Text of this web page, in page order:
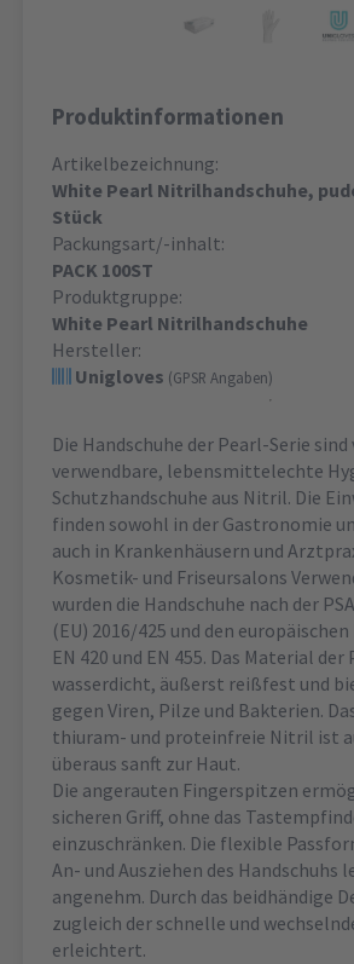
Produktinformationen
Artikelbezeichnung:
White Pearl Nitrilhandschuhe,
Stück
Packungsart/-inhalt:
PACK 100ST
Produktgruppe:
White Pearl Nitrilhandschuhe
Hersteller:
Unigloves (GPSR Angaben)
Die Handschuhe der Pearl-Serie
verwendbare, lebensmittelechte
Schutzhandschuhe aus Nitril. Die
finden sowohl in der Gastronomie
auch in Krankenhäusern und
Kosmetik- und Friseursalons
wurden die Handschuhe nach der
(EU) 2016/425 und den
EN 420 und EN 455. Das Material der
wasserdicht, äußerst reißfest und
gegen Viren, Pilze und Bakterien.
thiuram- und proteinfreie Nitril ist
überaus sanft zur Haut.
Die angerauten Fingerspitzen
sicheren Griff, ohne das
einzuschränken. Die flexible
An- und Ausziehen des Handschuhs
angenehm. Durch das beidhändige
zugleich der schnelle und
erleichtert.